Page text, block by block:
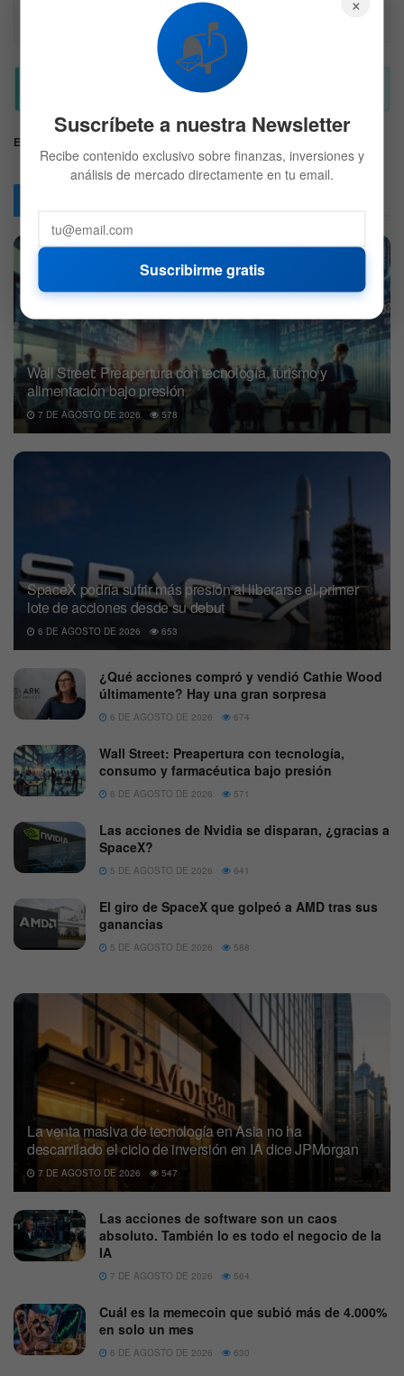
Recuerda hacer siempre tu propia investigación.
Etiquetas:
Wall Street: Preapertura con tecnología, turismo y
alimentación bajo presión
7 DE AGOSTO DE 2026 578
SpaceX podría sufrir más presión al liberarse el primer
lote de acciones desde su debut
6 DE AGOSTO DE 2026 653
¿Qué acciones compró y vendió Cathie Wood
últimamente? Hay una gran sorpresa
6 DE AGOSTO DE 2026 674
Wall Street: Preapertura con tecnología,
consumo y farmacéutica bajo presión
6 DE AGOSTO DE 2026 571
Las acciones de Nvidia se disparan, ¿gracias a
SpaceX?
5 DE AGOSTO DE 2026 641
El giro de SpaceX que golpeó a AMD tras sus
ganancias
5 DE AGOSTO DE 2026 588
La venta masiva de tecnología en Asia no ha
descarrilado el ciclo de inversión en IA dice JPMorgan
7 DE AGOSTO DE 2026 547
Las acciones de software son un caos
absoluto. También lo es todo el negocio de la
IA
7 DE AGOSTO DE 2026 564
Cuál es la memecoin que subió más de 4.000%
en solo un mes
6 DE AGOSTO DE 2026 630
📬
Suscríbete a nuestra Newsletter
Recibe contenido exclusivo sobre finanzas, inversiones y
análisis de mercado directamente en tu email.
Suscribirme gratis